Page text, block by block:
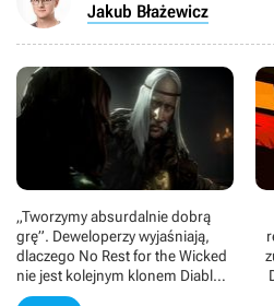
Jakub Błażewicz
„Tworzymy absurdalnie dobrą
grę”. Deweloperzy wyjaśniają,
dlaczego No Rest for the Wicked
nie jest kolejnym klonem Diablo,
a platformą na lata